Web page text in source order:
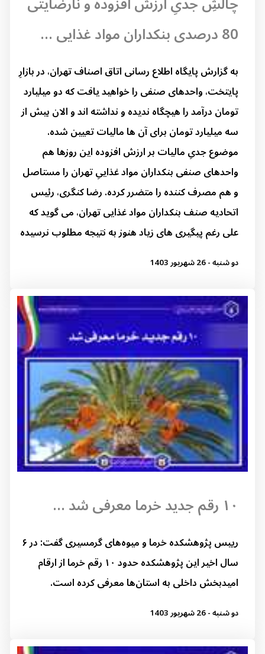
80 درصدی بنکداران مواد غذایی ...
به گزارش پایگاه اطلاع رسانی اتاق اصناف تهران، در بازارِ
پایتخت، واحدهای صنفی را خواهید یافت که دو میلیارد
تومان درآمد را هیچگاه ندیده و نداشته اند و الان بیش از
سه میلیارد تومان برای آن ها مالیات تعیین شده.
موضوع جدیِ مالیات بر ارزش افزوده این روزها هم
واحدهای صنفی بنکداران مواد غذاییِ تهران را مستاصل
و هم مصرف کننده را متضرر کرده. رضا کنگری، رئیس
اتحادیه صنف بنکداران مواد غذایی تهران، می گوید که
علی رغم پیگیری های زیاد هنوز به نتیجه مطلوب نرسیده
دو شنبه - 26 شهریور 1403
۱۰ رقم جدید خرما معرفی شد ...
رییس پژوهشکده خرما و میوه‌های گرمسیری گفت: در ۶
سال اخیر این پژوهشکده حدود ۱۰ رقم خرما از ارقام
امیدبخش داخلی به استان‌ها معرفی کرده است.
دو شنبه - 26 شهریور 1403